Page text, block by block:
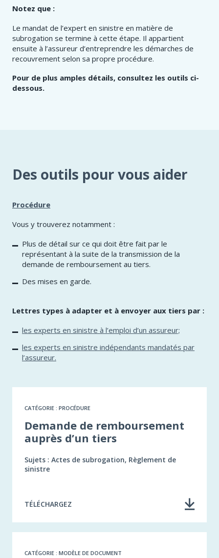
Notez que :
Le mandat de l’expert en sinistre en matière de
subrogation se termine à cette étape. Il appartient
ensuite à l’assureur d’entreprendre les démarches de
recouvrement selon sa propre procédure.
Pour de plus amples détails, consultez les outils ci-
dessous.
Des outils pour vous aider
Procédure
Vous y trouverez notamment :
Plus de détail sur ce qui doit être fait par le
représentant à la suite de la transmission de la
demande de remboursement au tiers.
Des mises en garde.
Lettres types à adapter et à envoyer aux tiers par :
les experts en sinistre à l’emploi d’un assureur;
les experts en sinistre indépendants mandatés par
l’assureur.
CATÉGORIE : PROCÉDURE
Demande de remboursement
auprès d’un tiers
Sujets : Actes de subrogation, Règlement de
sinistre
TÉLÉCHARGEZ
CATÉGORIE : MODÈLE DE DOCUMENT